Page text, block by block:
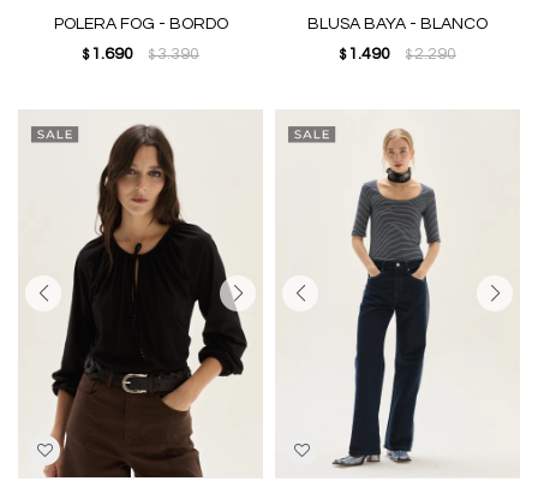
POLERA FOG - BORDO
$ 1.690 $3.390
BLUSA BAYA - BLANCO
$ 1.490 $2.290